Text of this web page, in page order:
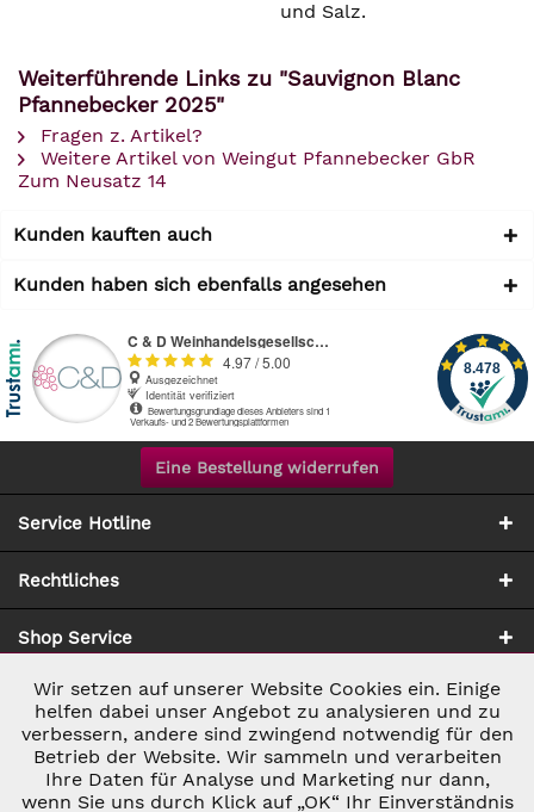
und Salz.
Weiterführende Links zu "Sauvignon Blanc
Pfannebecker 2025"
Fragen z. Artikel?
Weitere Artikel von Weingut Pfannebecker GbR
Zum Neusatz 14
Kunden kauften auch
Kunden haben sich ebenfalls angesehen
Eine Bestellung widerrufen
Service Hotline
Rechtliches
Shop Service
Zahlung & Versand
Notwendig Aktiv
Marketing Inaktiv
Wir setzen auf unserer Website Cookies ein. Einige
helfen dabei unser Angebot zu analysieren und zu
verbessern, andere sind zwingend notwendig für den
Betrieb der Website. Wir sammeln und verarbeiten
Ihre Daten für Analyse und Marketing nur dann,
wenn Sie uns durch Klick auf „OK“ Ihr Einverständnis